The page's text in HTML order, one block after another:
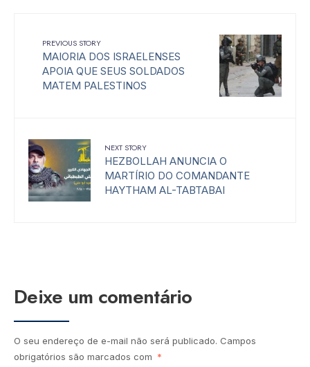
PREVIOUS STORY
MAIORIA DOS ISRAELENSES
APOIA QUE SEUS SOLDADOS
MATEM PALESTINOS
NEXT STORY
HEZBOLLAH ANUNCIA O
MARTÍRIO DO COMANDANTE
HAYTHAM AL-TABTABAI
Deixe um comentário
O seu endereço de e-mail não será publicado. Campos
obrigatórios são marcados com *